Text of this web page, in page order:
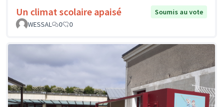
Un climat scolaire apaisé
Soumis au vote
WESSAL
0 0